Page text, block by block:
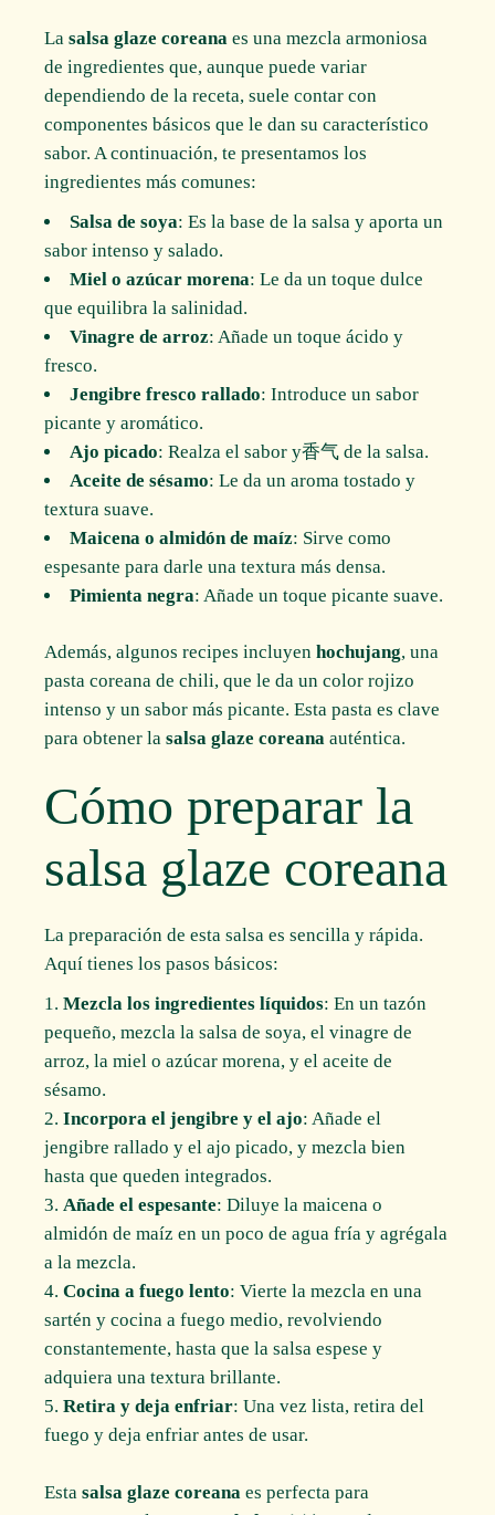
Lasalsa glaze coreana es una mezcla armoniosa
de ingredientes que, aunque puede variar
dependiendo de la receta, suele contar con
componentes básicos que le dan su característico
sabor. A continuación, te presentamos los
ingredientes más comunes:
Salsa de soya: Es la base de la salsa y aporta un
sabor intenso y salado.
Miel o azúcar morena: Le da un toque dulce
que equilibra la salinidad.
Vinagre de arroz: Añade un toque ácido y
fresco.
Jengibre fresco rallado: Introduce un sabor
picante y aromático.
Ajo picado: Realza el sabor y香气 de la salsa.
Aceite de sésamo: Le da un aroma tostado y
textura suave.
Maicena o almidón de maíz: Sirve como
espesante para darle una textura más densa.
Pimienta negra: Añade un toque picante suave.
Además, algunos recipes incluyenhochujang, una
pasta coreana de chili, que le da un color rojizo
intenso y un sabor más picante. Esta pasta es clave
para obtener lasalsa glaze coreana auténtica.
Cómo preparar la
salsa glaze coreana
La preparación de esta salsa es sencilla y rápida.
Aquí tienes los pasos básicos:
Mezcla los ingredientes líquidos: En un tazón
pequeño, mezcla la salsa de soya, el vinagre de
arroz, la miel o azúcar morena, y el aceite de
sésamo.
Incorpora el jengibre y el ajo: Añade el
jengibre rallado y el ajo picado, y mezcla bien
hasta que queden integrados.
Añade el espesante: Diluye la maicena o
almidón de maíz en un poco de agua fría y agrégala
a la mezcla.
Cocina a fuego lento: Vierte la mezcla en una
sartén y cocina a fuego medio, revolviendo
constantemente, hasta que la salsa espese y
adquiera una textura brillante.
Retira y deja enfriar: Una vez lista, retira del
fuego y deja enfriar antes de usar.
Estasalsa glaze coreana es perfecta para